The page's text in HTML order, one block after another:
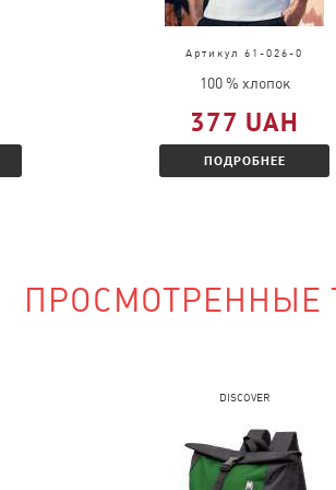
и Вам будет
Артикул 61-026-0
100 % хлопок
377 UAH
ПОДРОБНЕЕ
ПРОСМОТРЕННЫЕ
DISCOVER